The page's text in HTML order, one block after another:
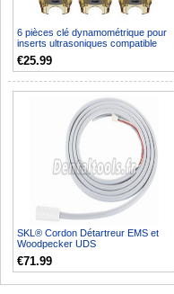
6 pièces clé dynamométrique pour
inserts ultrasoniques compatible
EMS Satelec Wo...
€25.99
SKL® Cordon Détartreur EMS et
Woodpecker UDS
€71.99